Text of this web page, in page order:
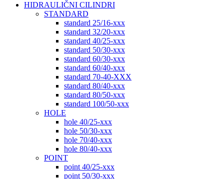
HIDRAULIČNI CILINDRI
STANDARD
standard 25/16-xxx
standard 32/20-xxx
standard 40/25-xxx
standard 50/30-xxx
standard 60/30-xxx
standard 60/40-xxx
standard 70-40-XXX
standard 80/40-xxx
standard 80/50-xxx
standard 100/50-xxx
HOLE
hole 40/25-xxx
hole 50/30-xxx
hole 70/40-xxx
hole 80/40-xxx
POINT
point 40/25-xxx
point 50/30-xxx